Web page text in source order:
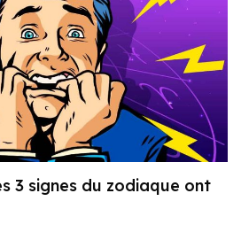
3 signes du zodiaque ont